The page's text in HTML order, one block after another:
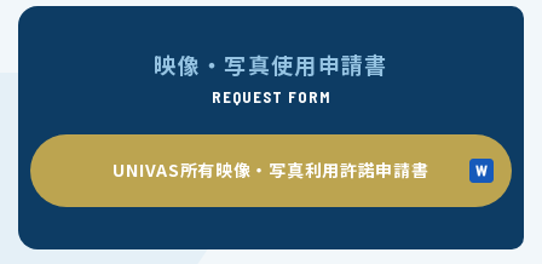
映像・写真使用申請書
REQUEST FORM
UNIVAS所有映像・写真利用許諾申請書